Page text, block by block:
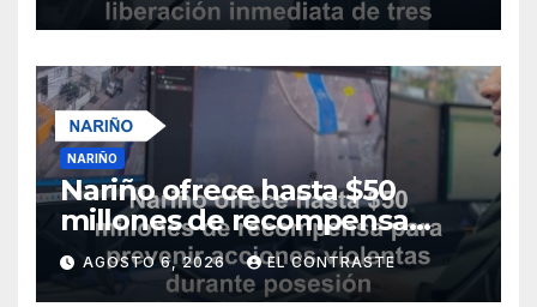
NARIÑO
Nariño ofrece hasta $50
millones de recompensa
para prevenir acciones
violentas durante posesión
AGOSTO 6, 2026 EL CONTRASTE